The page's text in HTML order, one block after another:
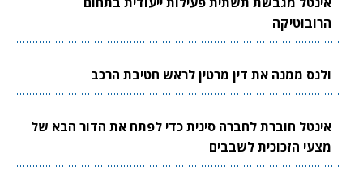
הרובוטיקה
ולנס ממנה את דין מרטין לראש חטיבת הרכב
אינטל חוברת לחברה סינית כדי לפתח את הדור הבא של
מצעי הזכוכית לשבבים